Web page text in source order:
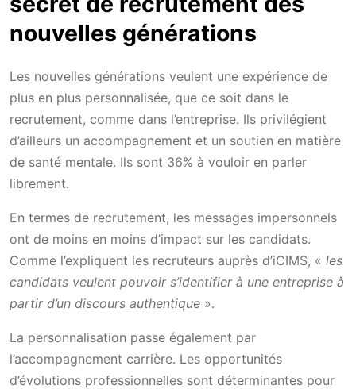
nouvelles générations
Les nouvelles générations veulent une expérience de
plus en plus personnalisée, que ce soit dans le
recrutement, comme dans l’entreprise. Ils privilégient
d’ailleurs un accompagnement et un soutien en matière
de santé mentale. Ils sont 36% à vouloir en parler
librement.
En termes de recrutement, les messages impersonnels
ont de moins en moins d’impact sur les candidats.
Comme l’expliquent les recruteurs auprès d’iCIMS, « les
candidats veulent pouvoir s’identifier à une entreprise à
partir d’un discours authentique ».
La personnalisation passe également par
l’accompagnement carrière. Les opportunités
d’évolutions professionnelles sont déterminantes pour